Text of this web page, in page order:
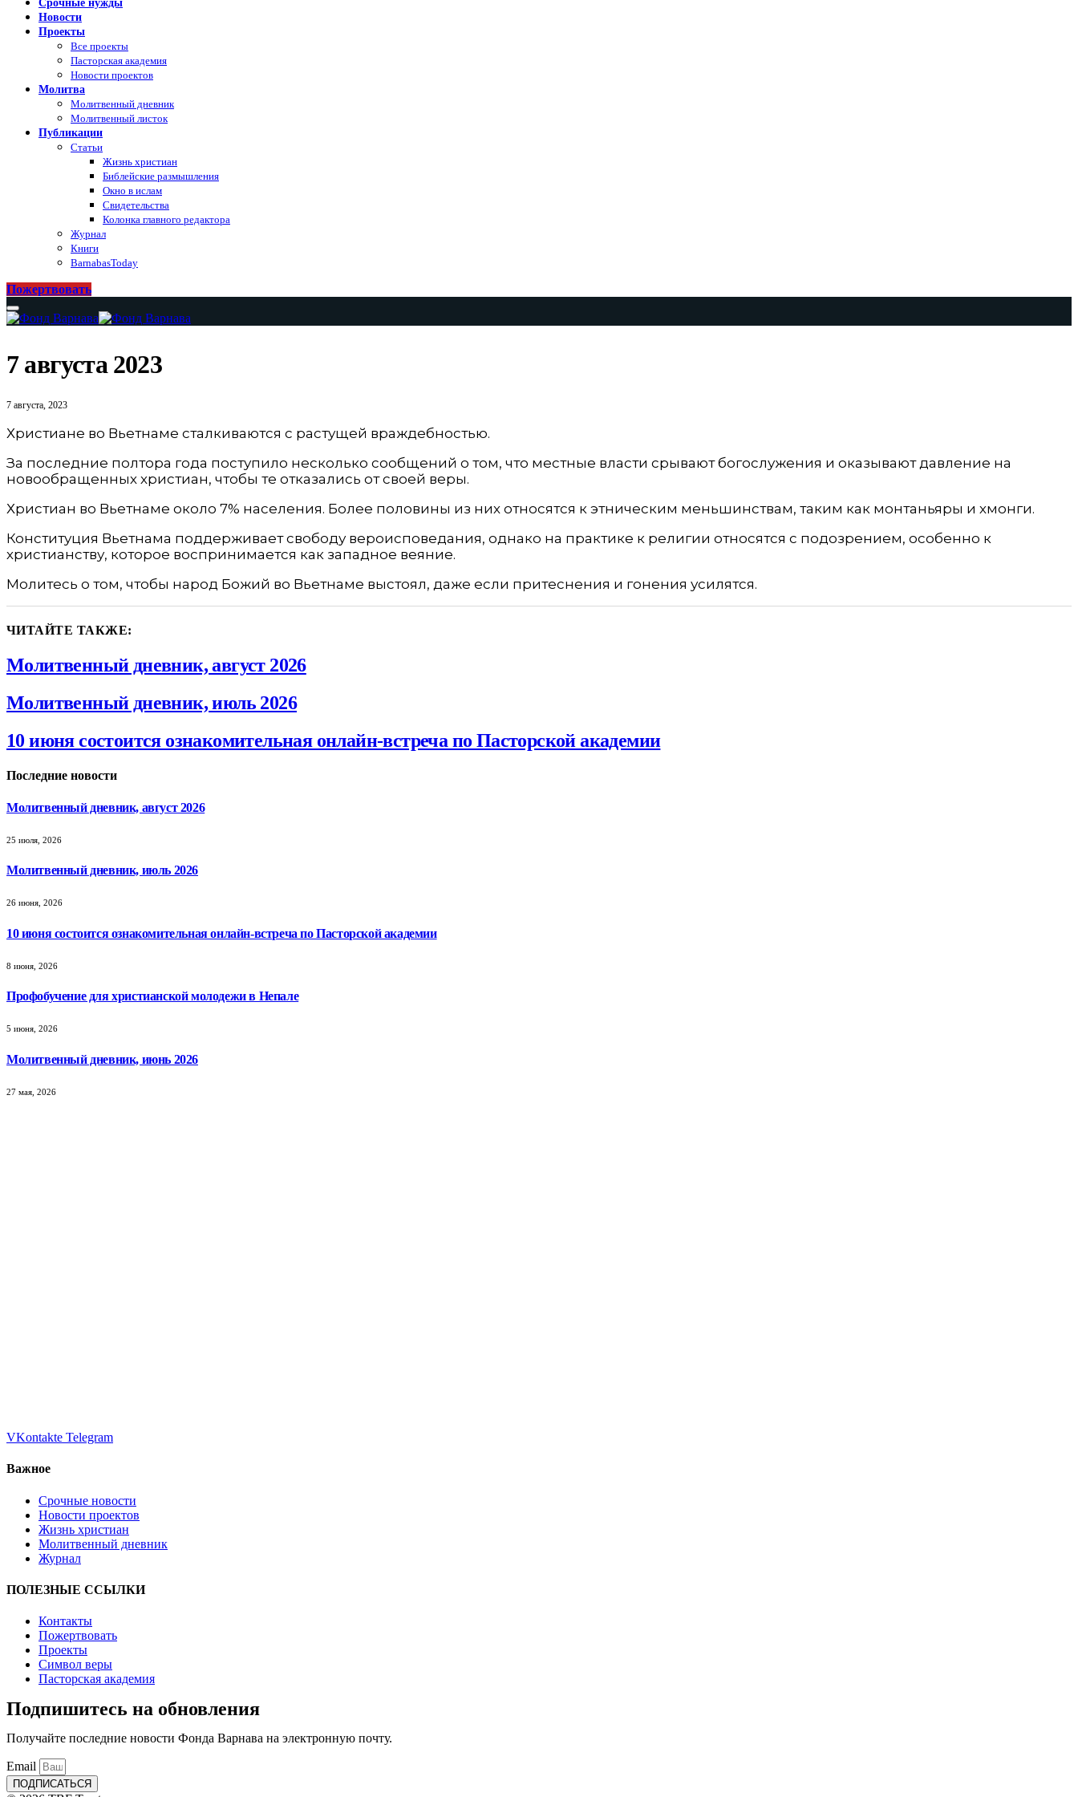
Срочные нужды
Новости
Проекты
Все проекты
Пасторская академия
Новости проектов
Молитва
Молитвенный дневник
Молитвенный листок
Публикации
Статьи
Жизнь христиан
Библейские размышления
Окно в ислам
Свидетельства
Колонка главного редактора
Журнал
Книги
BarnabasToday
Пожертвовать
7 августа 2023
7 августа, 2023
Христиане во Вьетнаме сталкиваются с растущей враждебностью.
За последние полтора года поступило несколько сообщений о том, что местные власти срывают богослужения и оказывают давление на
новообращенных христиан, чтобы те отказались от своей веры.
Христиан во Вьетнаме около 7% населения. Более половины из них относятся к этническим меньшинствам, таким как монтаньяры и хмонги.
Конституция Вьетнама поддерживает свободу вероисповедания, однако на практике к религии относятся с подозрением, особенно к
христианству, которое воспринимается как западное веяние.
Молитесь о том, чтобы народ Божий во Вьетнаме выстоял, даже если притеснения и гонения усилятся.
ЧИТАЙТЕ ТАКЖЕ:
Молитвенный дневник, август 2026
Молитвенный дневник, июль 2026
10 июня состоится ознакомительная онлайн-встреча по Пасторской академии
Последние новости
Молитвенный дневник, август 2026
25 июля, 2026
Молитвенный дневник, июль 2026
26 июня, 2026
10 июня состоится ознакомительная онлайн-встреча по Пасторской академии
8 июня, 2026
Профобучение для христианской молодежи в Непале
5 июня, 2026
Молитвенный дневник, июнь 2026
27 мая, 2026
VKontakte Telegram
Важное
Срочные новости
Новости проектов
Жизнь христиан
Молитвенный дневник
Журнал
ПОЛЕЗНЫЕ ССЫЛКИ
Контакты
Пожертвовать
Проекты
Символ веры
Пасторская академия
Подпишитесь на обновления
Получайте последние новости Фонда Варнава на электронную почту.
Email
ПОДПИСАТЬСЯ